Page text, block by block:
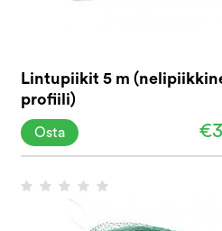
Lintupiikit 5 m
profiili)
Osta